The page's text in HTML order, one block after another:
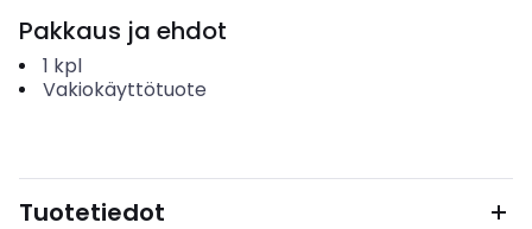
Pakkaus ja ehdot
1 kpl
Vakiokäyttötuote
Tuotetiedot